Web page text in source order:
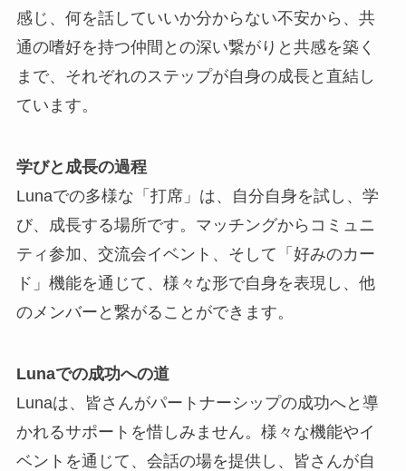
感じ、何を話していいか分からない不安から、共
通の嗜好を持つ仲間との深い繋がりと共感を築く
まで、それぞれのステップが自身の成長と直結し
ています。
学びと成長の過程
Lunaでの多様な「打席」は、自分自身を試し、学
び、成長する場所です。マッチングからコミュニ
ティ参加、交流会イベント、そして「好みのカー
ド」機能を通じて、様々な形で自身を表現し、他
のメンバーと繋がることができます。
Lunaでの成功への道
Lunaは、皆さんがパートナーシップの成功へと導
かれるサポートを惜しみません。様々な機能やイ
ベントを通じて、会話の場を提供し、皆さんが自